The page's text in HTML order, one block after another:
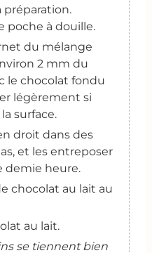
préparation.
poche à douille.
du mélange
2 mm du
le chocolat fondu
légèrement si
surface.
droit dans des
et les entreposer
demie heure.
chocolat au lait au
au lait.
se tiennent bien